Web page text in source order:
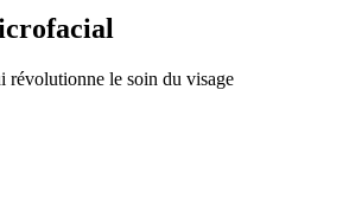
révolutionne le soin du visage